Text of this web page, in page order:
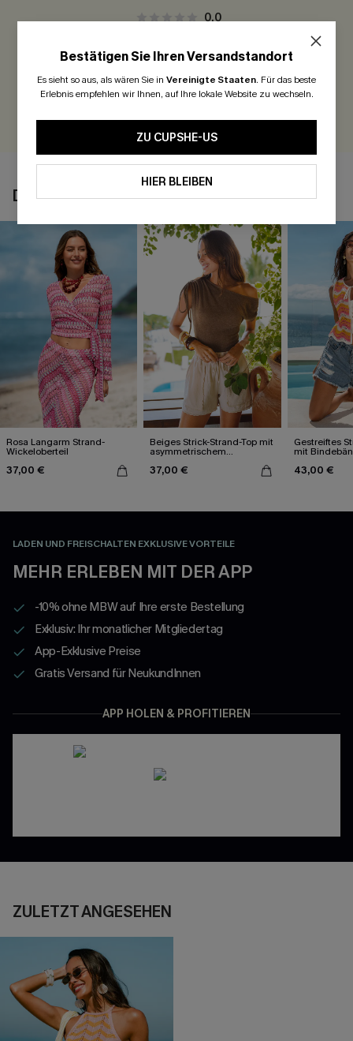
0.0
Seien Sie der Erste, der bewertet
300 Punkte für Ihre Bewertung!
DAS KÖNNTE IHNEN AUCH GEFALLEN
Rosa Langarm Strand-
Wickeloberteil
37,00 €
Beiges Strick-Strand-Top mit
asymmetrischem
37,00 €
Gestreiftes
mit
43,00 €
LADEN UND FREISCHALTEN EXKLUSIVE VORTEILE
MEHR ERLEBEN MIT DER APP
-10% ohne MBW auf Ihre erste Bestellung
Exklusiv: Ihr monatlicher Mitgliedertag
App-Exklusive Preise
Gratis Versand für NeukundInnen
APP HOLEN & PROFITIEREN
ZULETZT ANGESEHEN
Bestätigen Sie Ihren Versandstandort
Es sieht so aus, als wären Sie in Vereinigte Staaten. Für das beste
Erlebnis empfehlen wir Ihnen, auf Ihre lokale Website zu wechseln.
ZU CUPSHE-US
HIER BLEIBEN